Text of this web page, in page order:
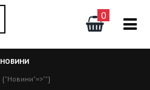
0
НОВИНИ
{"Новини"=>""}